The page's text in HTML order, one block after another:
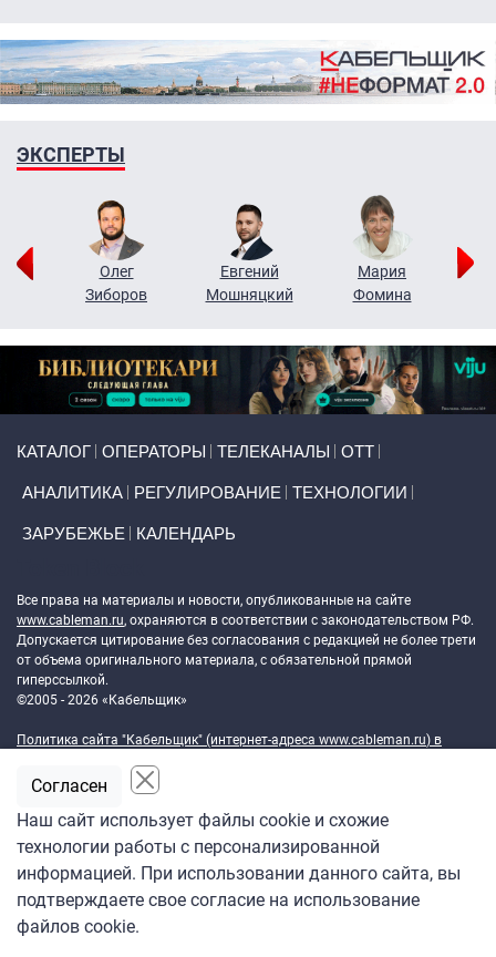
ЭКСПЕРТЫ
Олег
Зиборов
Евгений
Мошняцкий
Мария
Фомина
КАТАЛОГ ОПЕРАТОРЫ ТЕЛЕКАНАЛЫ ОТТ
АНАЛИТИКА РЕГУЛИРОВАНИЕ ТЕХНОЛОГИИ
ЗАРУБЕЖЬЕ КАЛЕНДАРЬ
Все права на материалы и новости, опубликованные на сайте
www.cableman.ru, охраняются в соответствии с законодательством РФ.
Допускается цитирование без согласования с редакцией не более трети
от объема оригинального материала, с обязательной прямой
гиперссылкой.
©2005 - 2026 «Кабельщик»
Политика сайта "Кабельщик" (интернет-адреса www.cableman.ru) в
интернет
Наш сайт использует файлы cookie и схожие
технологии работы с персонализированной
информацией. При использовании данного сайта, вы
подтверждаете свое согласие на использование
файлов cookie.
Согласен